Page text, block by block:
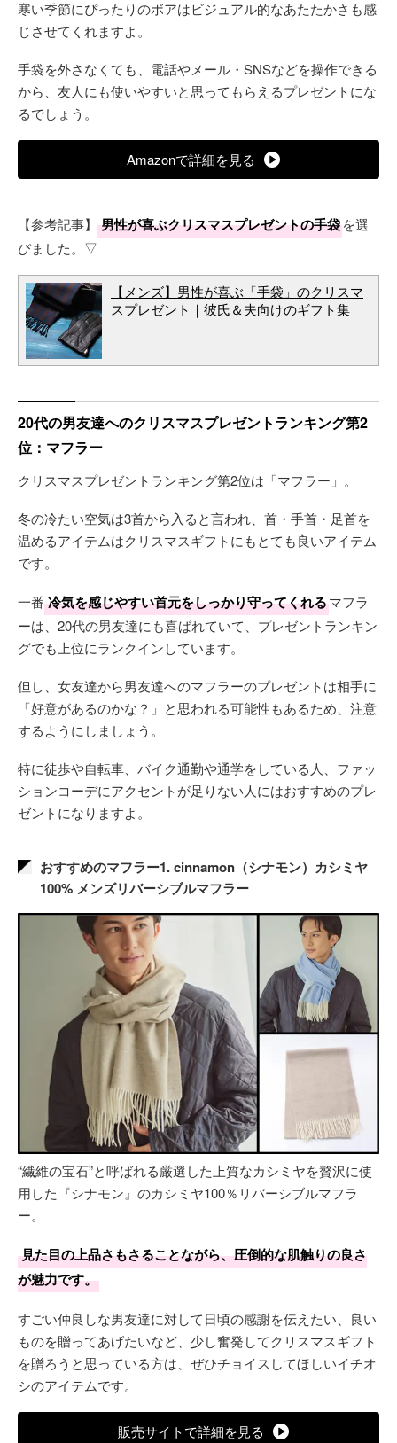
寒い季節にぴったりのボアはビジュアル的なあたたかさも感
じさせてくれますよ。
手袋を外さなくても、電話やメール・SNSなどを操作できる
から、友人にも使いやすいと思ってもらえるプレゼントにな
るでしょう。
Amazonで詳細を見る
【参考記事】 男性が喜ぶクリスマスプレゼントの手袋を選
びました。▽
【メンズ】男性が喜ぶ「手袋」のクリスマ
スプレゼント｜彼氏＆夫向けのギフト集
20代の男友達へのクリスマスプレゼントランキング第2
位：マフラー
クリスマスプレゼントランキング第2位は「マフラー」。
冬の冷たい空気は3首から入ると言われ、首・手首・足首を
温めるアイテムはクリスマスギフトにもとても良いアイテム
です。
一番 冷気を感じやすい首元をしっかり守ってくれるマフラ
ーは、20代の男友達にも喜ばれていて、プレゼントランキン
グでも上位にランクインしています。
但し、女友達から男友達へのマフラーのプレゼントは相手に
「好意があるのかな？」と思われる可能性もあるため、注意
するようにしましょう。
特に徒歩や自転車、バイク通勤や通学をしている人、ファッ
ションコーデにアクセントが足りない人にはおすすめのプレ
ゼントになりますよ。
おすすめのマフラー1. cinnamon（シナモン）カシミヤ
100% メンズリバーシブルマフラー
“繊維の宝石”と呼ばれる厳選した上質なカシミヤを贅沢に使
用した『シナモン』のカシミヤ100％リバーシブルマフラ
ー。
見た目の上品さもさることながら、圧倒的な肌触りの良さ
が魅力です。
すごい仲良しな男友達に対して日頃の感謝を伝えたい、良い
ものを贈ってあげたいなど、少し奮発してクリスマスギフト
を贈ろうと思っている方は、ぜひチョイスしてほしいイチオ
シのアイテムです。
販売サイトで詳細を見る